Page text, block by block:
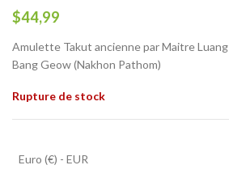
$44,99
Amulette Takut ancienne par Maitre
Bang Geow (Nakhon Pathom)
Rupture de stock
Euro (€) - EUR